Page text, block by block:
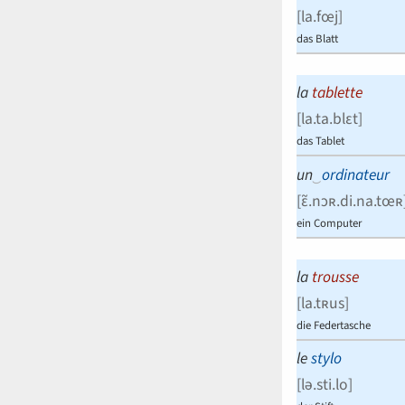
[la.fœj]
das Blatt
la tablette
[la.ta.blɛt]
das Tablet
un ordinateur
[ɛ̃.nɔʀ.di.na.tœʀ
ein Computer
la trousse
[la.tʀus]
die Federtasche
lestylo
[lə.sti.lo]